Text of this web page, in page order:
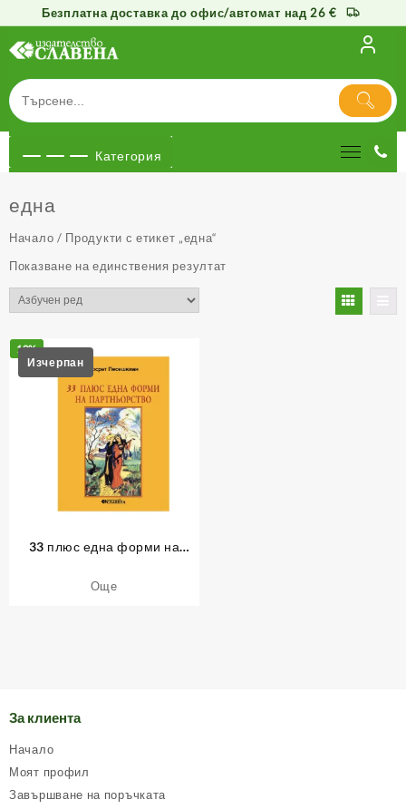
Безплатна доставка до офис/автомат над 26 €
съдържанието
Категория
една
Начало / Продукти с етикет „една“
Показване на единствения резултат
10%
33 плюс една форми на
Още
За клиента
Начало
Моят профил
Завършване на поръчката